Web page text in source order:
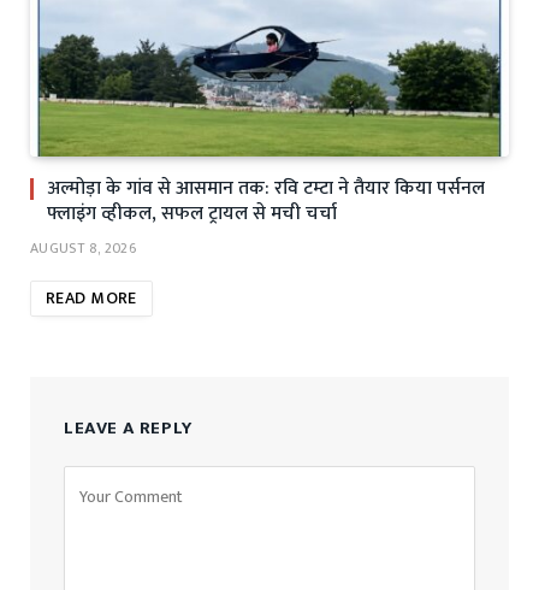
अल्मोड़ा के गांव से आसमान तक: रवि टम्टा ने तैयार किया पर्सनल
फ्लाइंग व्हीकल, सफल ट्रायल से मची चर्चा
AUGUST 8, 2026
READ MORE
LEAVE A REPLY